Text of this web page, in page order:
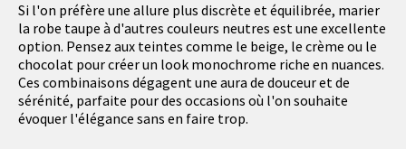
Si l'on préfère une allure plus discrète et équilibrée, marier
la robe taupe à d'autres couleurs neutres est une excellente
option. Pensez aux teintes comme le beige, le crème ou le
chocolat pour créer un look monochrome riche en nuances.
Ces combinaisons dégagent une aura de douceur et de
sérénité, parfaite pour des occasions où l'on souhaite
évoquer l'élégance sans en faire trop.